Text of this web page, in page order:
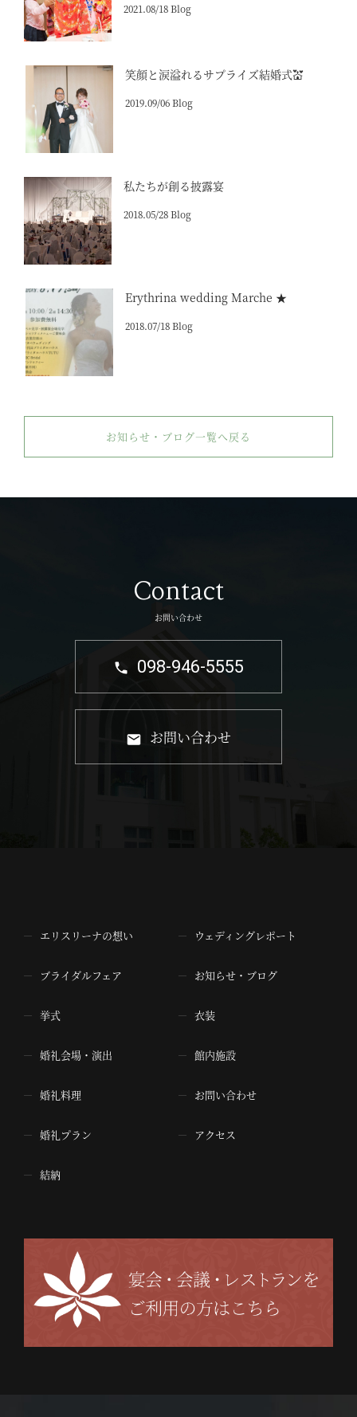
2021.08/18 Blog
笑顔と涙溢れるサプライズ結婚式💒
2019.09/06 Blog
私たちが創る披露宴
2018.05/28 Blog
Erythrina wedding Marche ★
2018.07/18 Blog
お知らせ・ブログ一覧へ戻る
Contact
お問い合わせ
098-946-5555
お問い合わせ
エリスリーナの想い
ブライダルフェア
挙式
婚礼会場・演出
婚礼料理
婚礼プラン
結納
ウェディングレポート
お知らせ・ブログ
衣装
館内施設
お問い合わせ
アクセス